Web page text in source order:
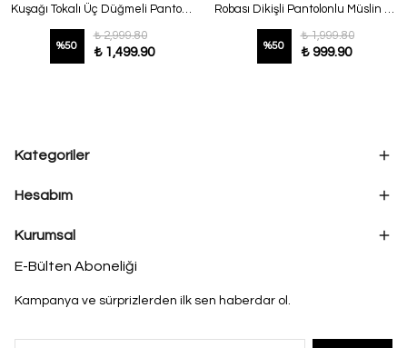
Kuşağı Tokalı Üç Düğmeli Pantolonlu Modal Takım Hardal
%50
₺ 2,999.80
₺ 1,499.90
Robası Dikişli Pantolonlu Müslin Takım Mürdüm
%50
₺ 1,999.80
₺ 999.90
Kategoriler
Hesabım
Kurumsal
E-Bülten Aboneliği
Kampanya ve sürprizlerden ilk sen haberdar ol.